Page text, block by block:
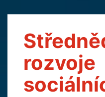
rozvoje